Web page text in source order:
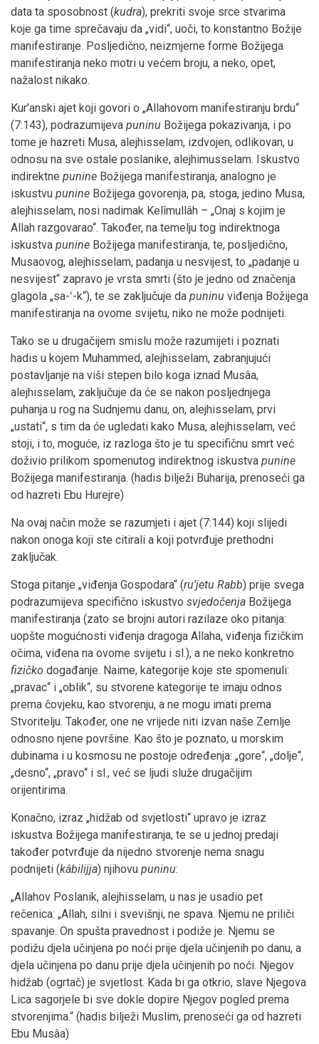
data ta sposobnost (kudra), prekriti svoje srce stvarima
koje ga time sprečavaju da „vidi“, uoči, to konstantno Božije
manifestiranje. Posljedično, neizmjerne forme Božijega
manifestiranja neko motri u većem broju, a neko, opet,
nažalost nikako.
Kur'anski ajet koji govori o „Allahovom manifestiranju brdu“
(7:143), podrazumijeva puninu Božijega pokazivanja, i po
tome je hazreti Musa, alejhisselam, izdvojen, odlikovan, u
odnosu na sve ostale poslanike, alejhimusselam. Iskustvo
indirektne punine Božijega manifestiranja, analogno je
iskustvu punine Božijega govorenja, pa, stoga, jedino Musa,
alejhisselam, nosi nadimak Kelîmullâh – „Onaj s kojim je
Allah razgovarao“. Također, na temelju tog indirektnoga
iskustva punine Božijega manifestiranja, te, posljedično,
Musaovog, alejhisselam, padanja u nesvijest, to „padanje u
nesvijest“ zapravo je vrsta smrti (što je jedno od značenja
glagola „sa-ʻ-k“), te se zaključuje da puninu viđenja Božijega
manifestiranja na ovome svijetu, niko ne može podnijeti.
Tako se u drugačijem smislu može razumijeti i poznati
hadis u kojem Muhammed, alejhisselam, zabranjujući
postavljanje na viši stepen bilo koga iznad Musâa,
alejhisselam, zaključuje da će se nakon posljednjega
puhanja u rog na Sudnjemu danu, on, alejhisselam, prvi
„ustati“, s tim da će ugledati kako Musa, alejhisselam, već
stoji, i to, moguće, iz razloga što je tu specifičnu smrt već
doživio prilikom spomenutog indirektnog iskustva punine
Božijega manifestiranja. (hadis bilježi Buharija, prenoseći ga
od hazreti Ebu Hurejre)
Na ovaj način može se razumjeti i ajet (7:144) koji slijedi
nakon onoga koji ste citirali a koji potvrđuje prethodni
zaključak.
Stoga pitanje „viđenja Gospodara“ (ru'jetu Rabb) prije svega
podrazumijeva specifično iskustvo svjedočenja Božijega
manifestiranja (zato se brojni autori razilaze oko pitanja:
uopšte mogućnosti viđenja dragoga Allaha, viđenja fizičkim
očima, viđena na ovome svijetu i sl.), a ne neko konkretno
fizičko događanje. Naime, kategorije koje ste spomenuli:
„pravac“ i „oblik“, su stvorene kategorije te imaju odnos
prema čovjeku, kao stvorenju, a ne mogu imati prema
Stvoritelju. Također, one ne vrijede niti izvan naše Zemlje
odnosno njene površine. Kao što je poznato, u morskim
dubinama i u kosmosu ne postoje određenja: „gore“, „dolje“,
„desno“, „pravo“ i sl., već se ljudi služe drugačijim
orijentirima.
Konačno, izraz „hidžab od svjetlosti“ upravo je izraz
iskustva Božijega manifestiranja, te se u jednoj predaji
također potvrđuje da nijedno stvorenje nema snagu
podnijeti (kâbilijja) njihovu puninu:
„Allahov Poslanik, alejhisselam, u nas je usadio pet
rečenica: „Allah, silni i svevišnji, ne spava. Njemu ne priliči
spavanje. On spušta pravednost i podiže je. Njemu se
podižu djela učinjena po noći prije djela učinjenih po danu, a
djela učinjena po danu prije djela učinjenih po noći. Njegov
hidžab (ogrtač) je svjetlost. Kada bi ga otkrio, slave Njegova
Lica sagorjele bi sve dokle dopire Njegov pogled prema
stvorenjima.“ (hadis bilježi Muslim, prenoseći ga od hazreti
Ebu Musâa)